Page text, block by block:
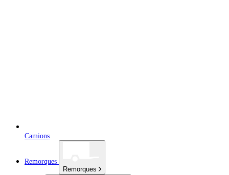
Camions
Remorques
Remorques